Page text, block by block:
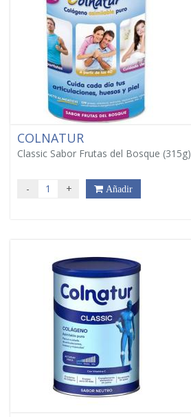
COLNATUR
Classic Sabor Frutas del Bosque (315g)
- + Añadir